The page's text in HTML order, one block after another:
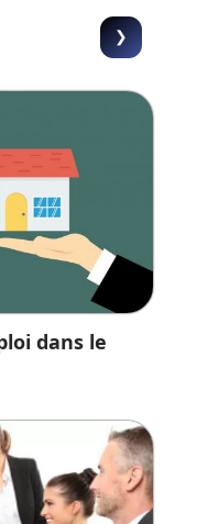
dans le